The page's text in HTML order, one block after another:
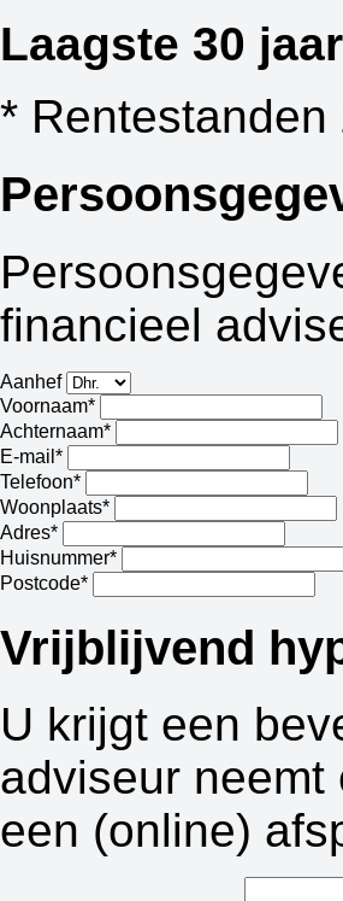
Laagste 30
*
financieel
Aanhef
Voornaam*
Achternaam*
E-mail*
Telefoon*
Woonplaats*
Adres*
Huisnummer*
Postcode*
Vrijblijvend
U krijgt een
adviseur
een (online)